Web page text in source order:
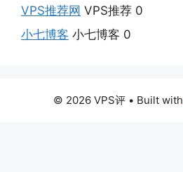
VPS推荐网 VPS推荐 0
小七博客 小七博客 0
© 2026 VPS评 • Built with